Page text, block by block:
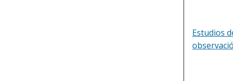
Estudios